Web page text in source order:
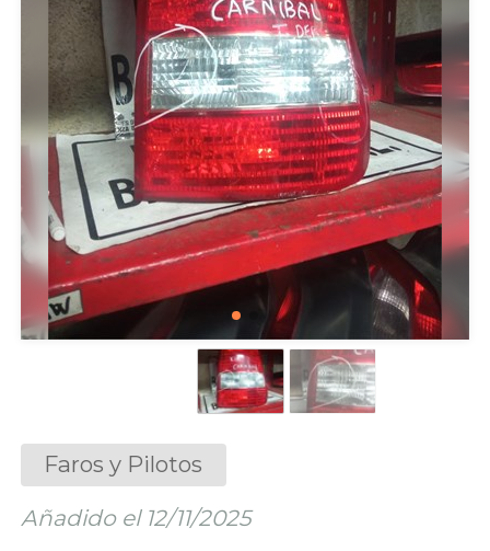
Faros y Pilotos
Añadido el 12/11/2025